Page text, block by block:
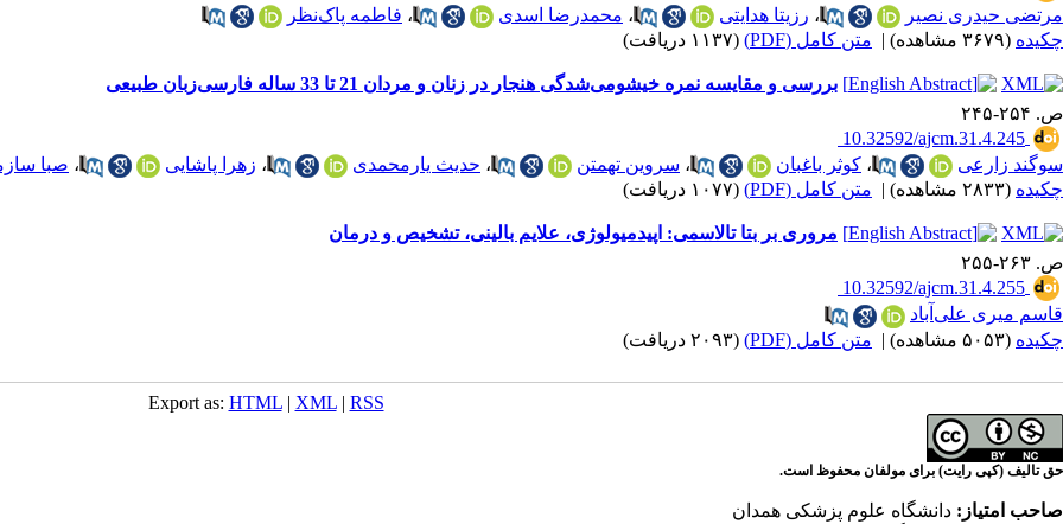
مرتضی حیدری نصیر
، رزیتا هدایتی ، محمدرضا اسدی ، فاطمه پاک‌نظر
چکیده (۳۶۷۹ مشاهده) | متن کامل (PDF) (۱۱۳۷ دریافت)
بررسی و مقایسه نمره خیشومی‌شدگی هنجار در زنان و مردان 21 تا 33 ساله فارسی‌زبان طبیعی
ص. ۲۵۴-۲۴۵
‎ 10.32592/ajcm.31.4.245
سوگند زارعی
، کوثر باغبان ، سروین تهمتن ، حدیث یارمحمدی ، زهرا پاشایی ، صبا
چکیده (۲۸۳۳ مشاهده) | متن کامل (PDF) (۱۰۷۷ دریافت)
مروری بر بتا تالاسمی: اپیدمیولوژی، علایم بالینی، تشخیص و درمان
ص. ۲۶۳-۲۵۵
‎ 10.32592/ajcm.31.4.255
قاسم میری‌ علی‌آباد
چکیده (۵۰۵۳ مشاهده) | متن کامل (PDF) (۲۰۹۳ دریافت)
Export as: HTML| XML| RSS
حق تالیف (کپی رایت) برای مولفان محفوظ است.
صاحب امتیاز: دانشگاه علوم پزشکی همدان